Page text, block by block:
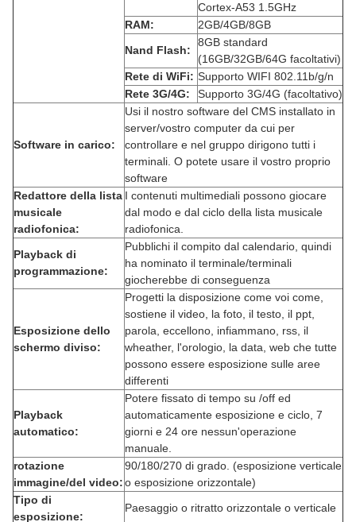
Cortex-A53 1.5GHz
RAM:
2GB/4GB/8GB
Nand Flash:
8GB standard
(16GB/32GB/64G facoltativi)
Rete di WiFi: Supporto WIFI 802.11b/g/n
Rete 3G/4G:
Supporto 3G/4G (facoltativo)
Software in carico:
Usi il nostro software del CMS installato in
server/vostro computer da cui per
controllare e nel gruppo dirigono tutti i
terminali. O potete usare il vostro proprio
software
Redattore della lista
musicale
radiofonica:
I contenuti multimediali possono giocare
dal modo e dal ciclo della lista musicale
radiofonica.
Playback di
programmazione:
Pubblichi il compito dal calendario, quindi
ha nominato il terminale/terminali
giocherebbe di conseguenza
Esposizione dello
schermo diviso:
Progetti la disposizione come voi come,
sostiene il video, la foto, il testo, il ppt,
parola, eccellono, infiammano, rss, il
wheather, l'orologio, la data, web che tutte
possono essere esposizione sulle aree
differenti
Playback
automatico:
Potere fissato di tempo su /off ed
automaticamente esposizione e ciclo, 7
giorni e 24 ore nessun'operazione
manuale.
rotazione
immagine/del video:
90/180/270 di grado. (esposizione verticale
o esposizione orizzontale)
Tipo di
esposizione:
Paesaggio o ritratto orizzontale o verticale